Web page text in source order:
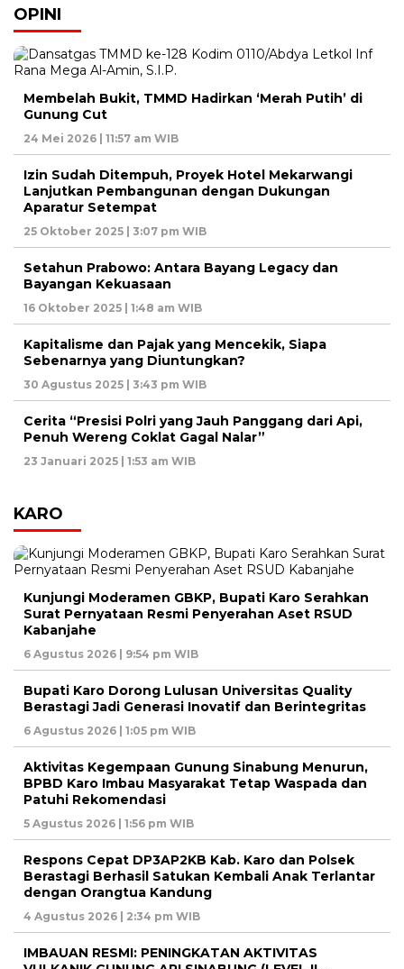
OPINI
Membelah Bukit, TMMD Hadirkan ‘Merah Putih’ di
Gunung Cut
24 Mei 2026 | 11:57 am WIB
Izin Sudah Ditempuh, Proyek Hotel Mekarwangi
Lanjutkan Pembangunan dengan Dukungan
Aparatur Setempat
25 Oktober 2025 | 3:07 pm WIB
Setahun Prabowo: Antara Bayang Legacy dan
Bayangan Kekuasaan
16 Oktober 2025 | 1:48 am WIB
Kapitalisme dan Pajak yang Mencekik, Siapa
Sebenarnya yang Diuntungkan?
30 Agustus 2025 | 3:43 pm WIB
Cerita “Presisi Polri yang Jauh Panggang dari Api,
Penuh Wereng Coklat Gagal Nalar”
23 Januari 2025 | 1:53 am WIB
KARO
Kunjungi Moderamen GBKP, Bupati Karo Serahkan
Surat Pernyataan Resmi Penyerahan Aset RSUD
Kabanjahe
6 Agustus 2026 | 9:54 pm WIB
Bupati Karo Dorong Lulusan Universitas Quality
Berastagi Jadi Generasi Inovatif dan Berintegritas
6 Agustus 2026 | 1:05 pm WIB
Aktivitas Kegempaan Gunung Sinabung Menurun,
BPBD Karo Imbau Masyarakat Tetap Waspada dan
Patuhi Rekomendasi
5 Agustus 2026 | 1:56 pm WIB
Respons Cepat DP3AP2KB Kab. Karo dan Polsek
Berastagi Berhasil Satukan Kembali Anak Terlantar
dengan Orangtua Kandung
4 Agustus 2026 | 2:34 pm WIB
IMBAUAN RESMI: PENINGKATAN AKTIVITAS